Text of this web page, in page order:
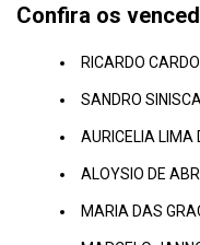
Confira os
RICARDO
SANDRO
AURICELIA LIMA
ALOYSIO DE
MARIA DAS